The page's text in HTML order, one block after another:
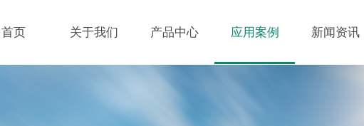
首页 关于我们 产品中心 应用案例 新闻资讯